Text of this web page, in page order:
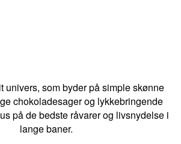
univers, som byder på simple skønne
chokoladesager og lykkebringende
på de bedste råvarer og livsnydelse i
lange baner.